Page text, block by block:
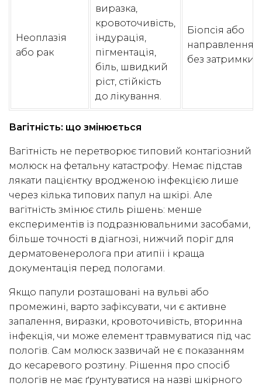
Неоплазія
або рак
виразка,
кровоточивість,
індурація,
пігментація,
біль, швидкий
ріст, стійкість
до лікування.
Біопсія або
направлення
без затримки.
Вагітність: що змінюється
Вагітність не перетворює типовий контагіозний
молюск на фетальну катастрофу. Немає підстав
лякати пацієнтку вродженою інфекцією лише
через кілька типових папул на шкірі. Але
вагітність змінює стиль рішень: менше
експериментів із подразнювальними засобами,
більше точності в діагнозі, нижчий поріг для
дерматовенеролога при атипії і краща
документація перед пологами.
Якщо папули розташовані на вульві або
промежині, варто зафіксувати, чи є активне
запалення, виразки, кровоточивість, вторинна
інфекція, чи може елемент травмуватися під час
пологів. Сам молюск зазвичай не є показанням
до кесаревого розтину. Рішення про спосіб
пологів не має ґрунтуватися на назві шкірного